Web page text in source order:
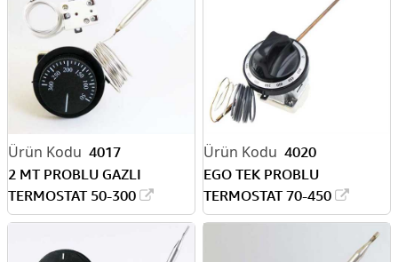
4017
2 MT PROBLU GAZLI
TERMOSTAT 50-300
4020
EGO TEK PROBLU
TERMOSTAT 70-450